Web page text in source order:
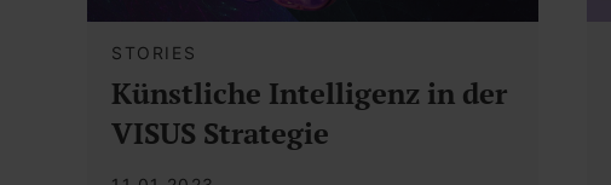
STORIES
Künstliche Intelligenz in der
VISUS Strategie